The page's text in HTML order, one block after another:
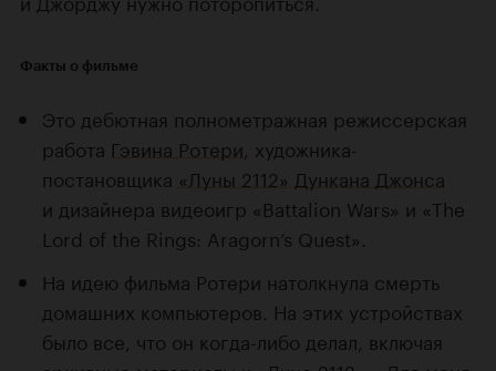
Факты о фильме
Это дебютная полнометражная режиссерская
работа Гэвина Ротери , художника-
постановщика «Луны 2112» Дункана Джонса
и дизайнера видеоигр «Battalion Wars» и «The
Lord of the Rings: Aragorn’s Quest».
На идею фильма Ротери натолкнула смерть
домашних компьютеров. На этих устройствах
было все, что он когда-либо делал, включая